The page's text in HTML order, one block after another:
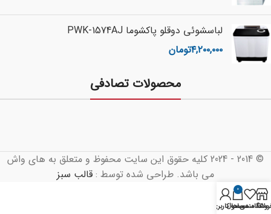
لباسشوئی دوقلو پاکشوما PWK-1574AJ
۴,۲۰۰,۰۰۰تومان
محصولات تصادفی
© 2014 - 2024 کلیه حقوق این سایت محفوظ و متعلق به های واش
می باشد. طراحی شده توسط : قالب سبز
علاقه مندی ها
0
محصول
حساب کاربری من